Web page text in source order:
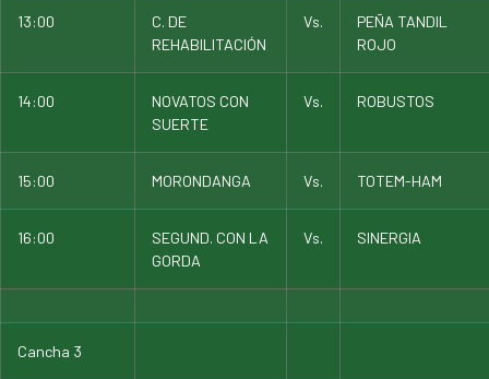
13:00
C. DE
REHABILITACIÓN
Vs.
PEÑA TANDIL
ROJO
14:00
NOVATOS CON
SUERTE
Vs. ROBUSTOS
15:00 MORONDANGA Vs. TOTEM-HAM
16:00
SEGUND. CON LA
GORDA
Vs. SINERGIA
Cancha 3